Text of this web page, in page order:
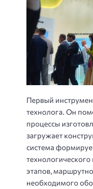
Первый
технолога. Он
процессы
загружает
система
этапов,
необходимого